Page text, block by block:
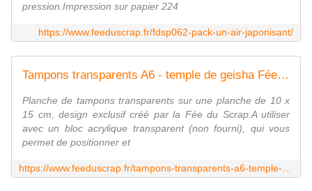
pression.Impression sur papier 224
https://www.feeduscrap.fr/fdsp062-pack-un-air-japonisant/
Tampons transparents A6 - temple de geisha Fée du SCrap
Planche de tampons transparents sur une planche de 10 x
15 cm, design exclusif créé par la Fée du Scrap.A utiliser
avec un bloc acrylique transparent (non fourni), qui vous
permet de positionner et